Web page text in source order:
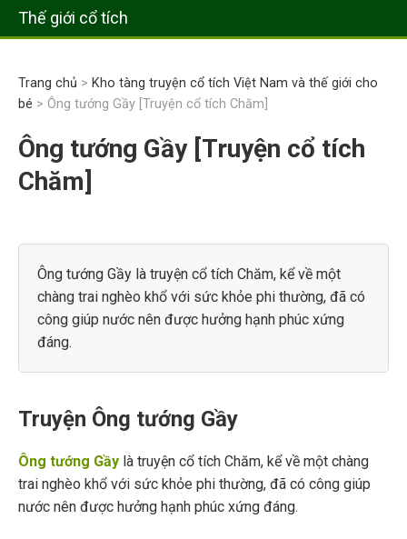
Thế giới cổ tích
Trang chủ > Kho tàng truyện cổ tích Việt Nam và thế giới cho
bé > Ông tướng Gầy [Truyện cổ tích Chăm]
Ông tướng Gầy [Truyện cổ tích
Chăm]
Ông tướng Gầy là truyện cổ tích Chăm, kể về một
chàng trai nghèo khổ với sức khỏe phi thường, đã có
công giúp nước nên được hưởng hạnh phúc xứng
đáng.
Truyện Ông tướng Gầy
Ông tướng Gầy là truyện cổ tích Chăm, kể về một chàng
trai nghèo khổ với sức khỏe phi thường, đã có công giúp
nước nên được hưởng hạnh phúc xứng đáng.